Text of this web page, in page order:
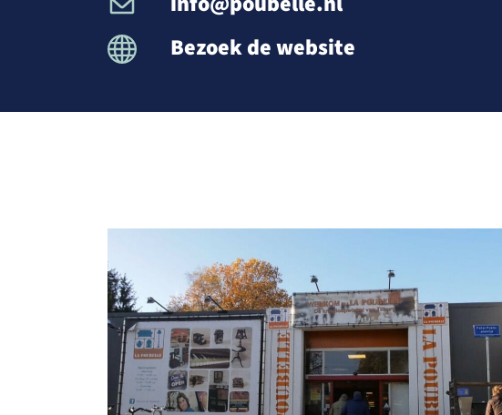
Bezoek de website